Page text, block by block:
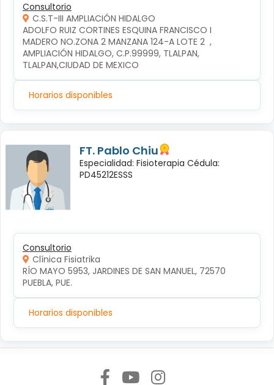
Consultorio
C.S.T-III AMPLIACIÓN HIDALGO
ADOLFO RUIZ CORTINES ESQUINA FRANCISCO I
MADERO NO.ZONA 2 MANZANA 124-A LOTE 2  ,
AMPLIACIÓN HIDALGO, C.P.99999, TLALPAN,
TLALPAN,CIUDAD DE MEXICO
Horarios disponibles
FT. Pablo Chiu
Especialidad: Fisioterapia Cédula:
PD45212ESSS
Consultorio
Clínica Fisiatrika
RÍO MAYO 5953, JARDINES DE SAN MANUEL, 72570
PUEBLA, PUE.
Horarios disponibles